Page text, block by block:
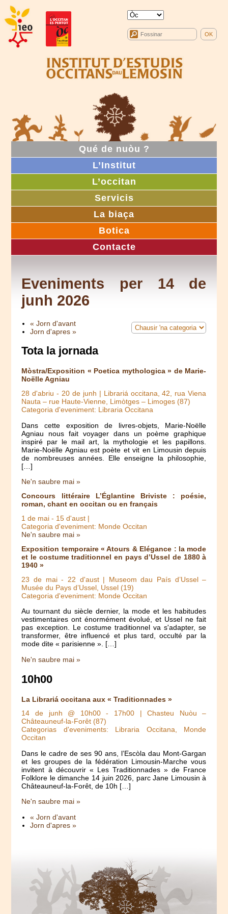
Qué de nuòu ?
L’Institut
L’occitan
Servicis
La biaça
Botica
Contacte
Eveniments per 14 de
junh 2026
« Jorn d'avant
Jorn d'apres »
Tota la jornada
Mòstra/Exposition « Poetica mythologica » de Marie-
Noëlle Agniau
28 d'abriu -20 de junh | Librariá occitana, 42, rua Viena
Nauta – rue Haute-Vienne, Limòtges – Limoges (87)
Categoria d'eveniment: Libraria Occitana
Dans cette exposition de livres-objets, Marie-Noëlle
Agniau nous fait voyager dans un poème graphique
inspiré par le mail art, la mythologie et les papillons.
Marie-Noëlle Agniau est poète et vit en Limousin depuis
de nombreuses années. Elle enseigne la philosophie,
[…]
Ne'n saubre mai »
Concours littéraire L’Églantine Briviste : poésie,
roman, chant en occitan ou en français
1 de mai - 15 d'aust |
Categoria d'eveniment: Monde Occitan
Ne'n saubre mai »
Exposition temporaire « Atours & Elégance : la mode
et le costume traditionnel en pays d’Ussel de 1880 à
1940 »
23 de mai- 22 d'aust| Museom dau País d’Ussel –
Musée du Pays d’Ussel, Ussel (19)
Categoria d'eveniment: Monde Occitan
Au tournant du siècle dernier, la mode et les habitudes
vestimentaires ont énormément évolué, et Ussel ne fait
pas exception. Le costume traditionnel va s'adapter, se
transformer, être influencé et plus tard, occulté par la
mode dite « parisienne ». […]
Ne'n saubre mai »
10h00
La Librariá occitana aux « Traditionnades »
14 de junh @ 10h00- 17h00| Chasteu Nuòu –
Châteauneuf-la-Forêt (87)
Categorias d'eveniments: Libraria Occitana, Monde
Occitan
Dans le cadre de ses 90 ans, l’Escòla dau Mont-Gargan
et les groupes de la fédération Limousin-Marche vous
invitent à découvrir « Les Traditionnades » de France
Folklore le dimanche 14 juin 2026, parc Jane Limousin à
Châteauneuf-la-Forêt, de 10h […]
Ne'n saubre mai »
« Jorn d'avant
Jorn d'apres »